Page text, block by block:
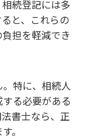
続登記には多
と、これらの
担を軽減でき
特に、相続人
る必要がある
書士なら、正
。